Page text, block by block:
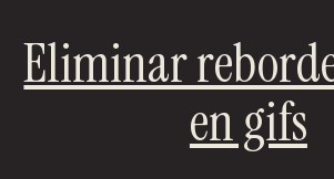
Eliminar
en gifs